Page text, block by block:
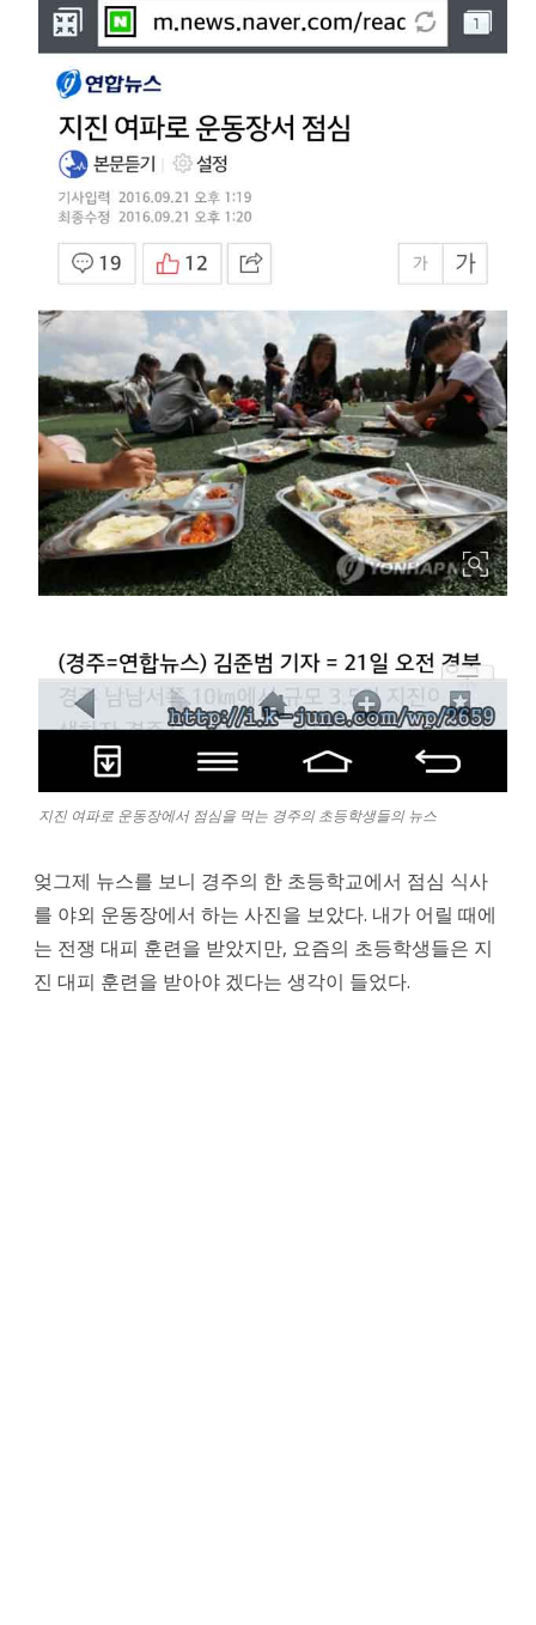
지진 여파로 운동장에서 점심을 먹는 경주의 초등학생들의 뉴스
엊그제 뉴스를 보니 경주의 한 초등학교에서 점심 식사
를 야외 운동장에서 하는 사진을 보았다. 내가 어릴 때에
는 전쟁 대피 훈련을 받았지만, 요즘의 초등학생들은 지
진 대피 훈련을 받아야 겠다는 생각이 들었다.